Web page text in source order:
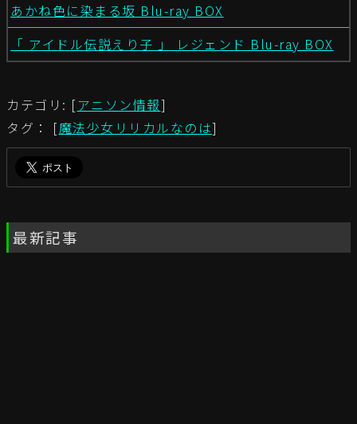
あかね色に染まる坂 Blu-ray BOX
「 アイドル伝説えり子 」 レジェンド Blu-ray BOX
カテゴリ: [アニソン情報]
タグ： [魔法少女リリカルなのは]
最新記事